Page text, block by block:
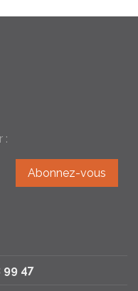
:
99 47